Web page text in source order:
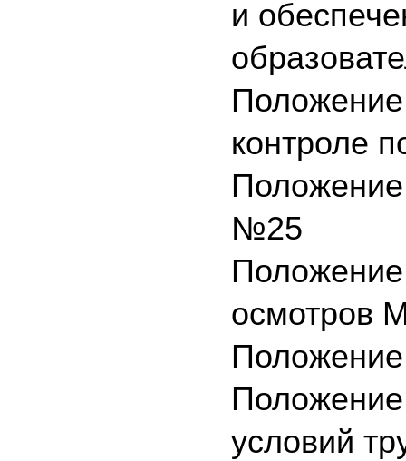
и
контроле
№25
осмотров
условий